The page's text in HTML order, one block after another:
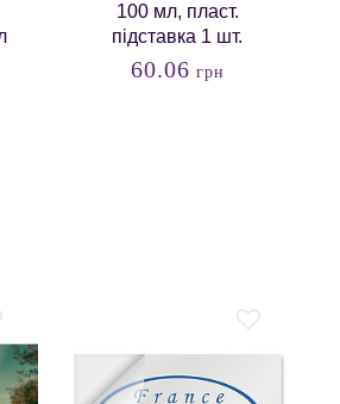
100 мл, пласт.
підставка 1 шт.
60.06 грн